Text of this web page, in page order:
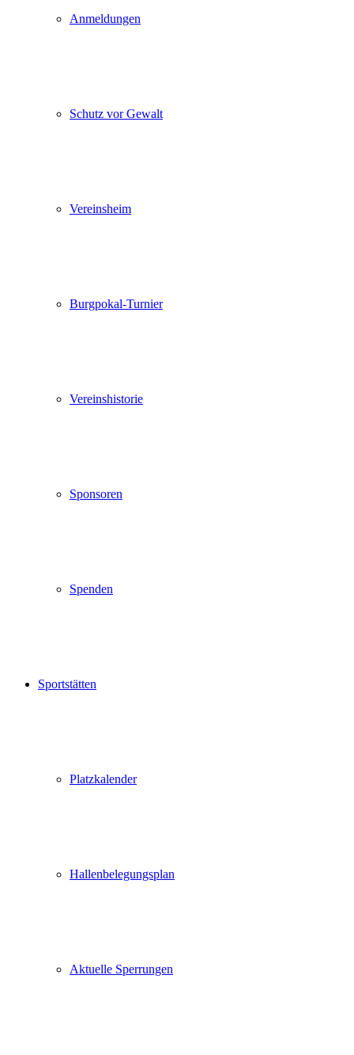
Anmeldungen
Schutz vor Gewalt
Vereinsheim
Burgpokal-Turnier
Vereinshistorie
Sponsoren
Spenden
Sportstätten
Platzkalender
Hallenbelegungsplan
Aktuelle Sperrungen